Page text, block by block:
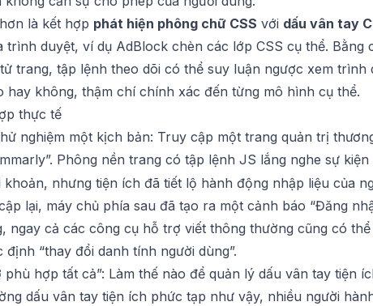
là kết hợp phát hiện phông chữ CSS với dấu vân tay
trình duyệt, ví dụ AdBlock chèn các lớp CSS cụ thể. Bằng
trang, tập lệnh theo dõi có thể suy luận ngược xem trình
hay không, thậm chí chính xác đến từng mô hình cụ thể.
thực tế
nghiệm một kịch bản: Truy cập một trang quản trị
Phông nền trang có tập lệnh JS lắng nghe sự kiện
nhưng tiện ích đã tiết lộ hành động nhập liệu của
lại, máy chủ phía sau đã tạo ra một cảnh báo “Đăng
ngay cả các công cụ hỗ trợ viết thông thường cũng có
định “thay đổi danh tính người dùng”.
hợp tất cả”: Làm thế nào để quản lý dấu vân tay tiện
dấu vân tay tiện ích phức tạp như vậy, nhiều người